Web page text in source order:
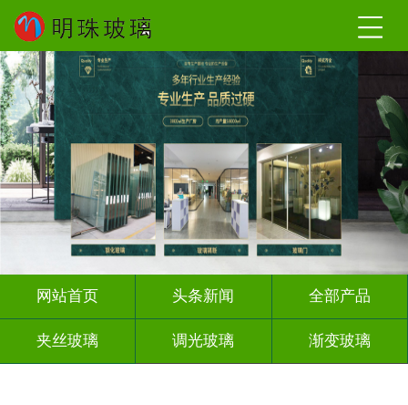
网站首页 头条新闻 全部产品
夹丝玻璃 调光玻璃 渐变玻璃